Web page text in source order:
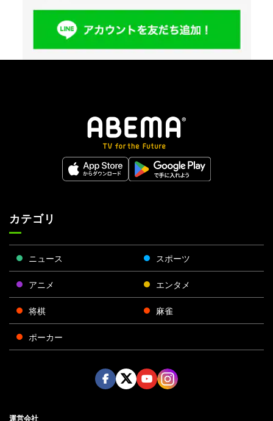
カテゴリ
ニュース スポーツ
アニメ エンタメ
将棋 麻雀
ポーカー
運営会社